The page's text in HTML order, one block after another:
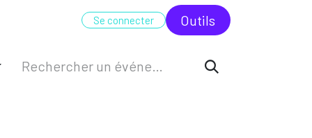
FORMATION ODC
Se connecter Outi​​ls